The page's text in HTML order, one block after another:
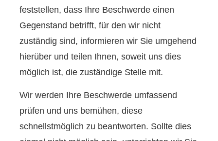
feststellen, dass Ihre Beschwerde einen
Gegenstand betrifft, für den wir nicht
zuständig sind, informieren wir Sie umgehend
hierüber und teilen Ihnen, soweit uns dies
möglich ist, die zuständige Stelle mit.
Wir werden Ihre Beschwerde umfassend
prüfen und uns bemühen, diese
schnellstmöglich zu beantworten. Sollte dies